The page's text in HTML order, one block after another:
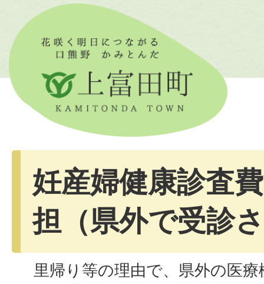
妊産婦健康診査
担（県外で受診
里帰り等の理由で、県外の医療